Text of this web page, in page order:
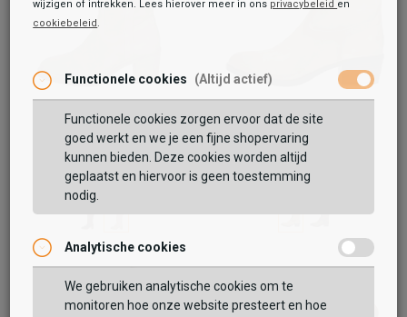
Toegevoegd aan je winkeltas!
Vaak samen gekocht met
Sub55
Lange Laarzen
159,99119,99
Aqa
Enkellaarsjes Hak
149,99129,99
wijzigen of intrekken. Lees hierover meer in ons privacybeleid en
cookiebeleid .
Functionele cookies (Altijd actief)
Functionele cookies zorgen ervoor dat de site
goed werkt en we je een fijne shopervaring
kunnen bieden. Deze cookies worden altijd
geplaatst en hiervoor is geen toestemming
nodig.
Analytische cookies
We gebruiken analytische cookies om te
monitoren hoe onze website presteert en hoe